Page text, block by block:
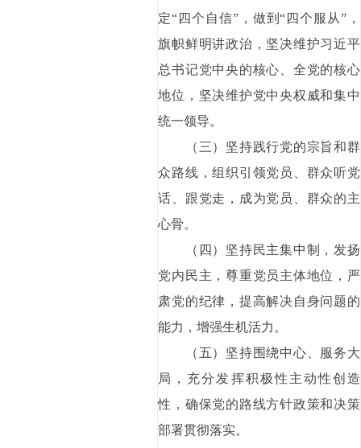
定“四个自信”，做到“四个服从”，
旗帜鲜明讲政治，坚决维护习近平
总书记党中央的核心、全党的核心
地位，坚决维护党中央权威和集中
统一领导。
（三）坚持践行党的宗旨和群
众路线，组织引领党员、群众听党
话、跟党走，成为党员、群众的主
心骨。
（四）坚持民主集中制，发扬
党内民主，尊重党员主体地位，严
肃党的纪律，提高解决自身问题的
能力，增强生机活力。
（五）坚持围绕中心、服务大
局，充分发挥积极性主动性创造
性，确保党的路线方针政策和决策
部署贯彻落实。